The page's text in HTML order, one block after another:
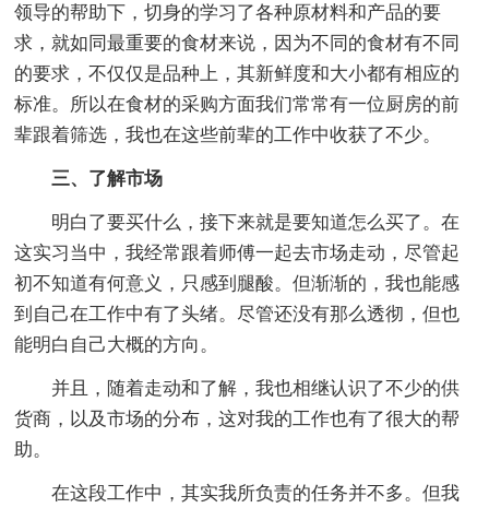
领导的帮助下，切身的学习了各种原材料和产品的要
求，就如同最重要的食材来说，因为不同的食材有不同
的要求，不仅仅是品种上，其新鲜度和大小都有相应的
标准。所以在食材的采购方面我们常常有一位厨房的前
辈跟着筛选，我也在这些前辈的工作中收获了不少。
三、了解市场
明白了要买什么，接下来就是要知道怎么买了。在
这实习当中，我经常跟着师傅一起去市场走动，尽管起
初不知道有何意义，只感到腿酸。但渐渐的，我也能感
到自己在工作中有了头绪。尽管还没有那么透彻，但也
能明白自己大概的方向。
并且，随着走动和了解，我也相继认识了不少的供
货商，以及市场的分布，这对我的工作也有了很大的帮
助。
在这段工作中，其实我所负责的任务并不多。但我